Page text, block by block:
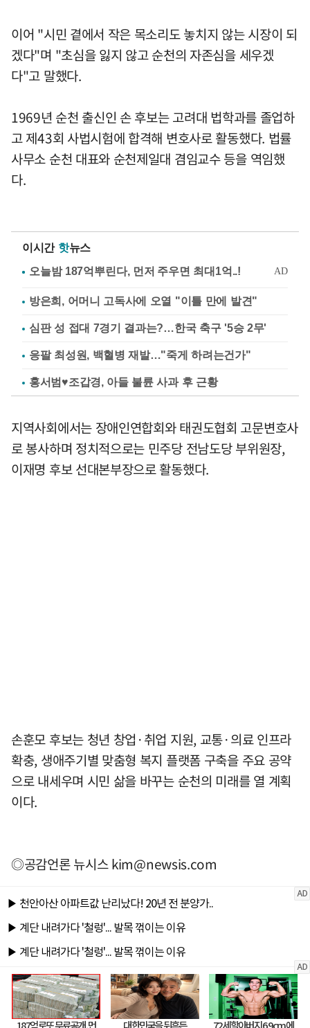
이어 "시민 곁에서 작은 목소리도 놓치지 않는 시장이 되
겠다"며 "초심을 잃지 않고 순천의 자존심을 세우겠
다"고 말했다.
1969년 순천 출신인 손 후보는 고려대 법학과를 졸업하
고 제43회 사법시험에 합격해 변호사로 활동했다. 법률
사무소 순천 대표와 순천제일대 겸임교수 등을 역임했
다.
이시간 핫뉴스
방은희, 어머니 고독사에 오열 "이틀 만에 발견"
심판 성 접대 7경기 결과는?…한국 축구 '5승 2무'
응팔 최성원, 백혈병 재발…"죽게 하려는건가"
홍서범♥조갑경, 아들 불륜 사과 후 근황
지역사회에서는 장애인연합회와 태권도협회 고문변호사
로 봉사하며 정치적으로는 민주당 전남도당 부위원장,
이재명 후보 선대본부장으로 활동했다.
손훈모 후보는 청년 창업·취업 지원, 교통·의료 인프라
확충, 생애주기별 맞춤형 복지 플랫폼 구축을 주요 공약
으로 내세우며 시민 삶을 바꾸는 순천의 미래를 열 계획
이다.
◎공감언론 뉴시스kim@newsis.com